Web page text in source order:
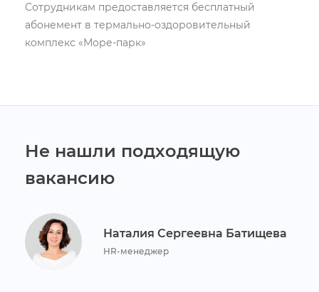
Сотрудникам предоставляется бесплатный
абонемент в термально-оздоровительный
комплекс «Море-парк»
Не нашли подходящую
акансию
Наталия Сергеевна Батищева
HR-менеджер